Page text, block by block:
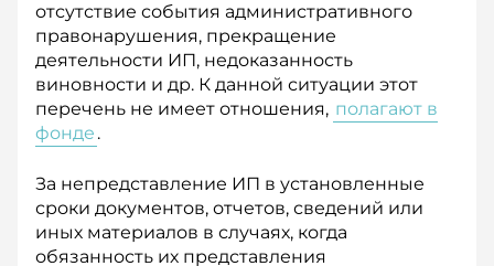
отсутствие события административного
правонарушения, прекращение
деятельности ИП, недоказанность
виновности и др. К данной ситуации этот
перечень не имеет отношения, полагают в
фонде .
За непредставление ИП в установленные
сроки документов, отчетов, сведений или
иных материалов в случаях, когда
обязанность их представления